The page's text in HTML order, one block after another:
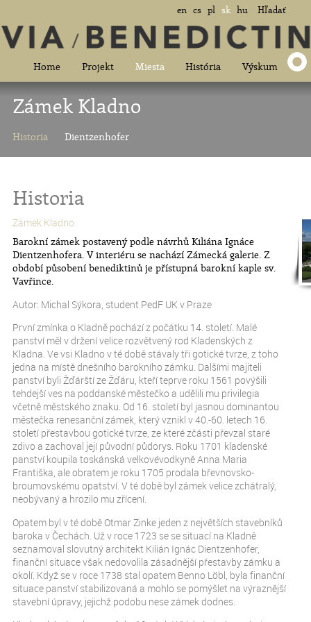
en cs pl sk hu Hľadať
Home Projekt Miesta História Výskum
Zámek Kladno
Historia Dientzenhofer
Historia
Zámek Kladno
Barokní zámek postavený podle návrhů Kiliána Ignáce
Dientzenhofera. V interiéru se nachází Zámecká galerie. Z
období působení benediktinů je přístupná barokní kaple sv.
Vavřince.
Autor: Michal Sýkora, student PedF UK v Praze
První zmínka o Kladně pochází z počátku 14. století. Malé
panství měl v držení velice rozvětvený rod Kladenských z
Kladna. Ve vsi Kladno v té době stávaly tři gotické tvrze, z toho
jedna na místě dnešního barokního zámku. Dalšími majiteli
panství byli Žďárští ze Žďáru, kteří teprve roku 1561 povýšili
tehdejší ves na poddanské městečko a udělili mu privilegia
včetně městského znaku. Od 16. století byl jasnou dominantou
městečka renesanční zámek, který vznikl v 40.-60. letech 16.
století přestavbou gotické tvrze, ze které zčásti převzal staré
zdivo a zachoval její původní půdorys. Roku 1701 kladenské
panství koupila toskánská velkovévodkyně Anna Maria
Františka, ale obratem je roku 1705 prodala břevnovsko-
broumovskému opatství. V té době byl zámek velice zchátralý,
neobývaný a hrozilo mu zřícení.
Opatem byl v té době Otmar Zinke jeden z největších stavebníků
baroka v Čechách. Už v roce 1723 se se situací na Kladně
seznamoval slovutný architekt Kilián Ignác Dientzenhofer,
finanční situace však nedovolila zásadnější přestavby zámku a
okolí. Když se v roce 1738 stal opatem Benno Löbl, byla finanční
situace panství stabilizovaná a mohlo se pomýšlet na výraznější
stavební úpravy, jejichž podobu nese zámek dodnes.